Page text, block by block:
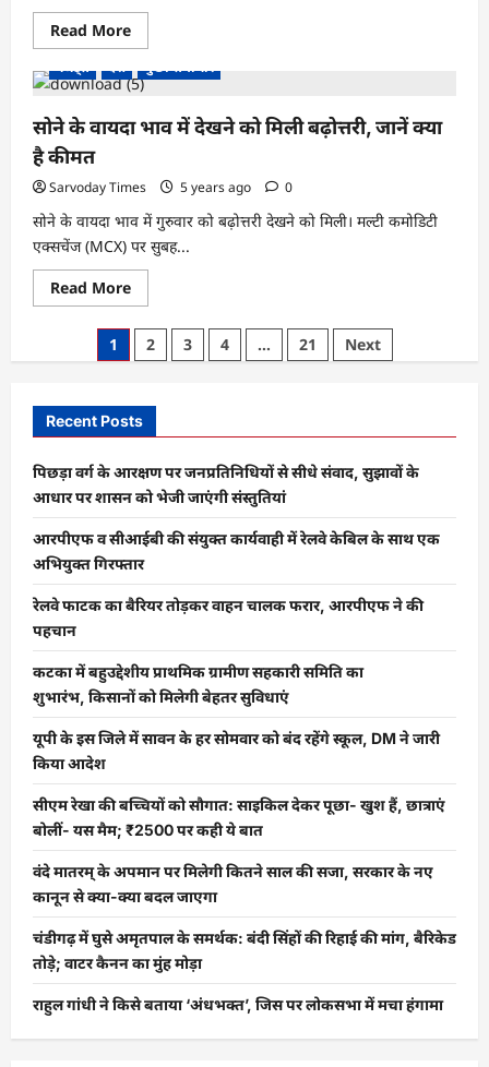
Read MoreRead
more
आज
यानी
को
सोना
प्रति
10
ग्राम
हुआ
महंगा
जाने
चाँदी
के
हाल
गैजेट्स देश मुख्य समाचार
सोने के वायदा भाव में देखने को मिली बढ़ोत्तरी, जानें क्या
है कीमत
Sarvoday Times 5 years ago 0
सोने के वायदा भाव में गुरुवार को बढ़ोत्तरी देखने को मिली। मल्टी कमोडिटी
एक्सचेंज (MCX) पर सुबह...
Read MoreRead
more
सोने
वायदा
देखने
को
मिली
जानें
क्या
है
कीमत
1 2 3 4 … 21 Next
Recent Posts
पिछड़ा वर्ग के आरक्षण पर जनप्रतिनिधियों से सीधे संवाद, सुझावों के
आधार पर शासन को भेजी जाएंगी संस्तुतियां
आरपीएफ व सीआईबी की संयुक्त कार्यवाही में रेलवे केबिल के साथ एक
अभियुक्त गिरफ्तार
रेलवे फाटक का बैरियर तोड़कर वाहन चालक फरार, आरपीएफ ने की
पहचान
कटका में बहुउद्देशीय प्राथमिक ग्रामीण सहकारी समिति का
शुभारंभ, किसानों को मिलेगी बेहतर सुविधाएं
यूपी के इस जिले में सावन के हर सोमवार को बंद रहेंगे स्कूल, DM ने जारी
किया आदेश
सीएम रेखा की बच्चियों को सौगात: साइकिल देकर पूछा- खुश हैं, छात्राएं
बोलीं- यस मैम; ₹2500 पर कही ये बात
वंदे मातरम् के अपमान पर मिलेगी कितने साल की सजा, सरकार के नए
कानून से क्या-क्या बदल जाएगा
चंडीगढ़ में घुसे अमृतपाल के समर्थक: बंदी सिंहों की रिहाई की मांग, बैरिकेड
तोड़े; वाटर कैनन का मुंह मोड़ा
राहुल गांधी ने किसे बताया ‘अंधभक्त’, जिस पर लोकसभा में मचा हंगामा